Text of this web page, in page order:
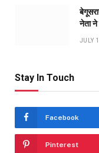
नेता ने
JULY
Stay In Touch
Facebook
Pinterest